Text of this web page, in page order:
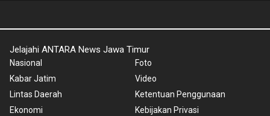
Jelajahi ANTARA News Jawa Timur
Nasional
Kabar Jatim
Lintas Daerah
Ekonomi
Foto
Video
Ketentuan Penggunaan
Kebijakan Privasi